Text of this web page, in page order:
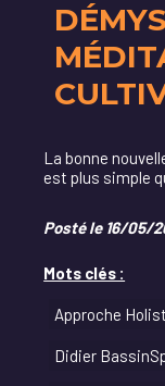
La bonne
est plus simple
Posté le 16/05/
Mots clés :
Approche
Didier